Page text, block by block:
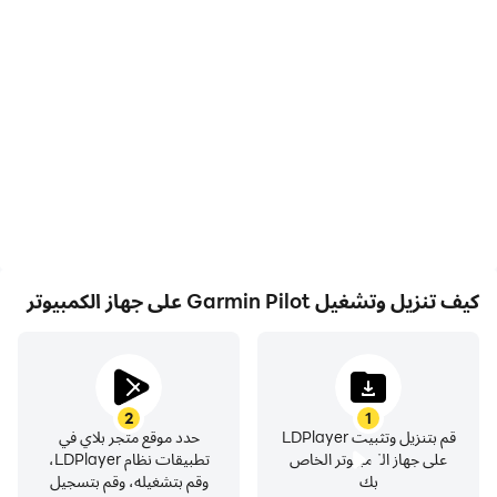
إلى الطائرة. التخطيط والملف والطيران باستخدام Garmin Pilot.
كيف تنزيل وتشغيل Garmin Pilot على جهاز الكمبيوتر
1
قم بتنزيل وتثبيت LDPlayer
على جهاز الكمبيوتر الخاص
بك
2
حدد موقع متجر بلاي في
تطبيقات نظام LDPlayer،
وقم بتشغيله، وقم بتسجيل